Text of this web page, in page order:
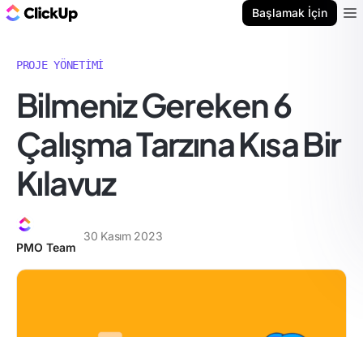
Başlamak İçin
PROJE YÖNETIMI
Bilmeniz Gereken 6
Çalışma Tarzına Kısa Bir
Kılavuz
PMO Team
30 Kasım 2023